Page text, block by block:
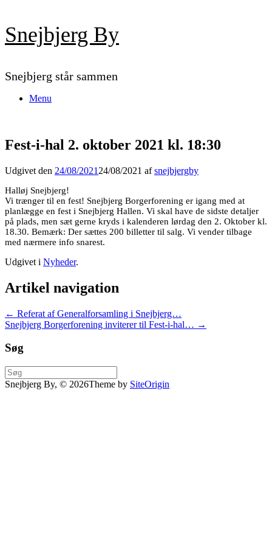
Gå
til
indhold
Snejbjerg By
Snejbjerg står sammen
Menu
Fest-i-hal 2. oktober 2021 kl. 18:30
Udgivet den 24/08/2021 24/08/2021 afsnejbjergby
Halløj Snejbjerg!
Vi trænger til en fest! Snejbjerg Borgerforening er igang med at
planlægge en fest i Snejbjerg Hallen. Vi skal have de sidste detaljer
på plads, men sæt gerne kryds i kalenderen lørdag den 2. Oktober kl.
18.30. Bemærk: Der sættes 200 billetter til salg. Vi vender tilbage
med nærmere info snarest.
Udgivet i Nyheder.
Artikel navigation
← Referat af Generalforsamling i Snejbjerg…
Snejbjerg Borgerforening inviterer til Fest-i-hal… →
Søg
Søg
efter:
Snejbjerg By, © 2026Theme by SiteOrigin